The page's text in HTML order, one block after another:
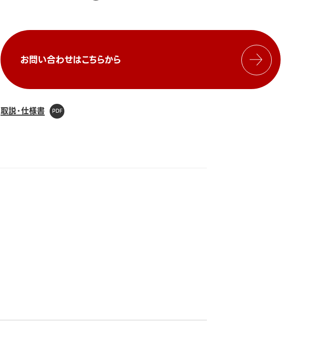
お問い合わせはこちらから
取説・仕様書